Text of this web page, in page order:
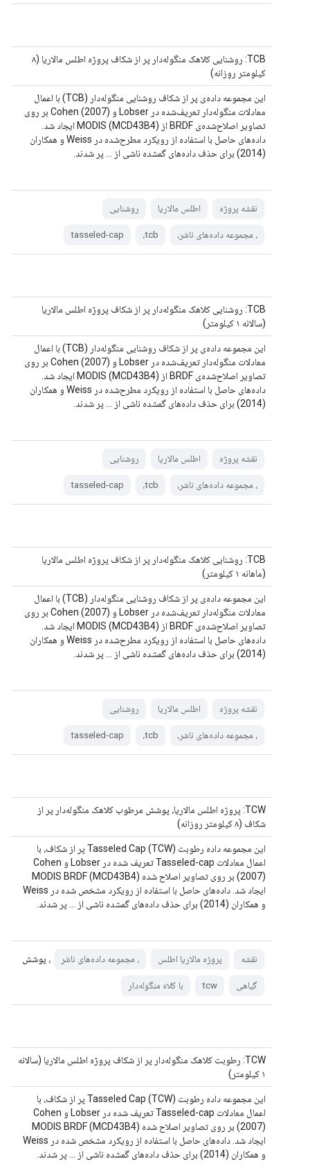
TCB: روشنایی کلاهک منگوله‌دار پر از شکاف پروژه اطلس مالاریا (۸
کیلومتر روزانه)
این مجموعه داده‌ی پر از شکاف روشنایی منگوله‌دار (TCB) با اعمال
معادلات منگوله‌دار تعریف‌شده در Lobser و Cohen (2007) بر روی
تصاویر اصلاح‌شده‌ی BRDF از MODIS (MCD43B4) ایجاد شد.
داده‌های حاصل با استفاده از رویکرد مطرح‌شده در Weiss و همکاران
(2014) برای حذف داده‌های گمشده ناشی از ... پر شدند.
نقشه پروژه اطلس مالاریا روشنایی
، مجموعه داده‌های ناشر، tcb، tasseled-cap
TCB: روشنایی کلاهک منگوله‌دار پر از شکاف پروژه اطلس مالاریا
(سالانه ۱ کیلومتر)
این مجموعه داده‌ی پر از شکاف روشنایی منگوله‌دار (TCB) با اعمال
معادلات منگوله‌دار تعریف‌شده در Lobser و Cohen (2007) بر روی
تصاویر اصلاح‌شده‌ی BRDF از MODIS (MCD43B4) ایجاد شد.
داده‌های حاصل با استفاده از رویکرد مطرح‌شده در Weiss و همکاران
(2014) برای حذف داده‌های گمشده ناشی از ... پر شدند.
نقشه پروژه اطلس مالاریا روشنایی
، مجموعه داده‌های ناشر، tcb، tasseled-cap
TCB: روشنایی کلاهک منگوله‌دار پر از شکاف پروژه اطلس مالاریا
(ماهانه ۱ کیلومتر)
این مجموعه داده‌ی پر از شکاف روشنایی منگوله‌دار (TCB) با اعمال
معادلات منگوله‌دار تعریف‌شده در Lobser و Cohen (2007) بر روی
تصاویر اصلاح‌شده‌ی BRDF از MODIS (MCD43B4) ایجاد شد.
داده‌های حاصل با استفاده از رویکرد مطرح‌شده در Weiss و همکاران
(2014) برای حذف داده‌های گمشده ناشی از ... پر شدند.
نقشه پروژه اطلس مالاریا روشنایی
، مجموعه داده‌های ناشر، tcb، tasseled-cap
TCW: پروژه اطلس مالاریا، پوشش مرطوب کلاهک منگوله‌دار پر از
شکاف (۸ کیلومتر روزانه)
این مجموعه داده رطوبت Tasseled Cap (TCW) پر از شکاف، با
اعمال معادلات Tasseled-cap تعریف شده در Lobser و Cohen
(2007) بر روی تصاویر اصلاح شده MODIS BRDF (MCD43B4)
ایجاد شد. داده‌های حاصل با استفاده از رویکرد مشخص شده در Weiss
و همکاران (2014) برای حذف داده‌های گمشده ناشی از ... پر شدند.
نقشه پروژه مالاریا اطلس ، مجموعه داده‌های ناشر ، پوشش
گیاهی tcw با کلاه منگوله‌دار
TCW: رطوبت کلاهک منگوله‌دار پر از شکاف پروژه اطلس مالاریا (سالانه
۱ کیلومتر)
این مجموعه داده رطوبت Tasseled Cap (TCW) پر از شکاف، با
اعمال معادلات Tasseled-cap تعریف شده در Lobser و Cohen
(2007) بر روی تصاویر اصلاح شده MODIS BRDF (MCD43B4)
ایجاد شد. داده‌های حاصل با استفاده از رویکرد مشخص شده در Weiss
و همکاران (2014) برای حذف داده‌های گمشده ناشی از ... پر شدند.